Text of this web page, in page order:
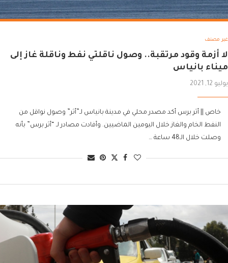
غير مصنف
لا أزمة وقود مرتقبة.. وصول ناقلتي نفط وناقلة غاز إلى
ميناء بانياس
يوليو 12, 2021
خاص || أثر برس أكد مصدر محلي في مدينة بانياس لـ”أثر” وصول نواقل من
النفط الخام والغاز خلال اليومين الماضيين. وأفادت مصادر لـ “أثر برس” بأنه
وصلت خلال الـ48 ساعة …